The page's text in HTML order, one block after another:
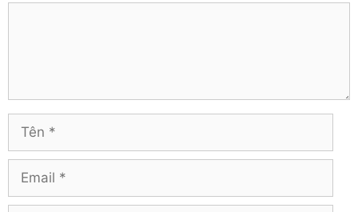
Hậu Giang
Hưng Yên
Khánh Hòa
Vĩnh Phúc